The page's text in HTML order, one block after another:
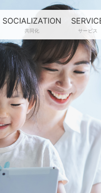
SOCIALIZATION
共同化 サービス